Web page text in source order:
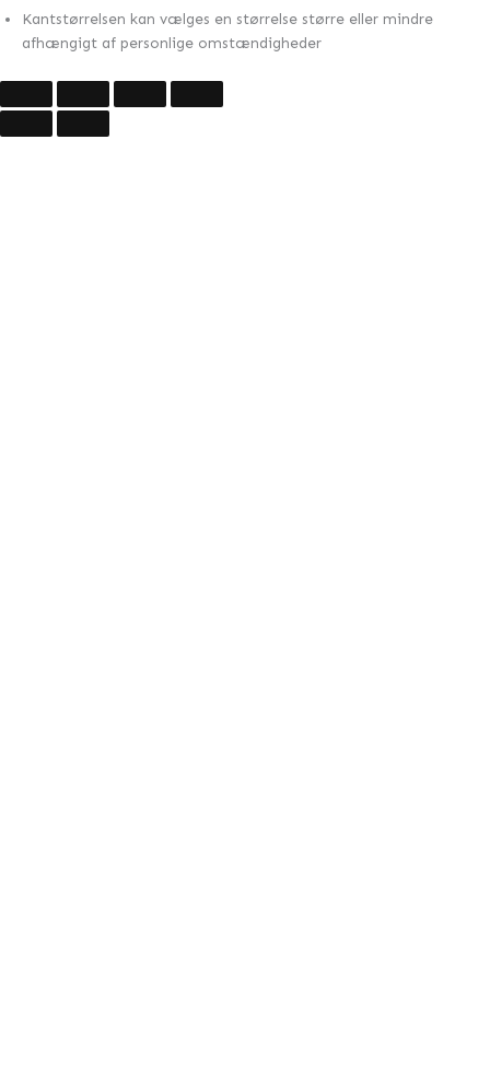
Kantstørrelsen kan vælges en størrelse større eller mindre
afhængigt af personlige omstændigheder